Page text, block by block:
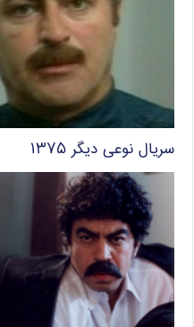
سریال نوعی دیگر ۱۳۷۵